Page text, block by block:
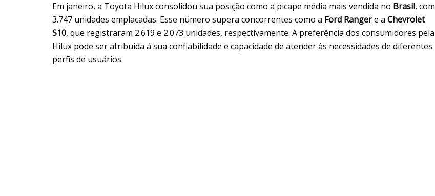
Em janeiro, a Toyota Hilux consolidou sua posição como a picape média mais vendida no Brasil, com
3.747 unidades emplacadas. Esse número supera concorrentes como a Ford Rangere a Chevrolet
S10, que registraram 2.619 e 2.073 unidades, respectivamente. A preferência dos consumidores pela
Hilux pode ser atribuída à sua confiabilidade e capacidade de atender às necessidades de diferentes
perfis de usuários.